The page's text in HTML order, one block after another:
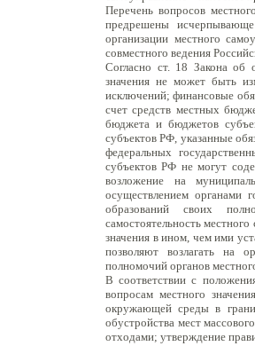
Перечень вопросов
предрешены
организации местного
совместного ведения
Согласно ст. 18 Закона об
значения не может быть
исключений; финансовые
счет средств местных
бюджета и бюджетов
субъектов РФ, указанные
федеральных
субъектов РФ не могут
возложение на
осуществлением органами
образований своих
самостоятельность
значения в ином, чем ими
позволяют возлагать на
полномочий органов
В соответствии с
вопросам местного
окружающей среды в
обустройства мест
отходами; утверждение